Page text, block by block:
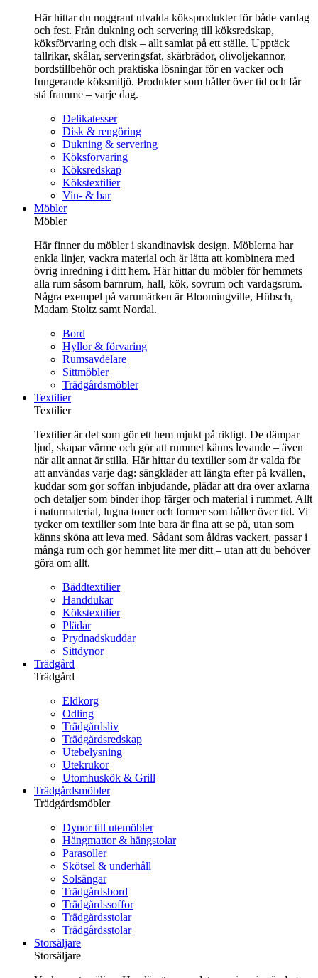
Här hittar du noggrant utvalda köksprodukter för både vardag
och fest. Från dukning och servering till köksredskap,
köksförvaring och disk – allt samlat på ett ställe. Upptäck
tallrikar, skålar, serveringsfat, skärbrädor, olivoljekannor,
bordstillbehör och praktiska lösningar för en vacker och
fungerande köksmiljö. Produkter som håller över tid och får
stå framme – varje dag.
Delikatesser
Disk & rengöring
Dukning & servering
Köksförvaring
Köksredskap
Kökstextilier
Vin- & bar
Möbler
Möbler
Här finner du möbler i skandinavisk design. Möblerna har
enkla linjer, vackra material och är lätta att kombinera med
övrig inredning i ditt hem. Här hittar du möbler för hemmets
alla rum såsom barnrum, hall, kök, sovrum och vardagsrum.
Några exempel på varumärken är Bloomingville, Hübsch,
Madam Stoltz samt Nordal.
Bord
Hyllor & förvaring
Rumsavdelare
Sittmöbler
Trädgårdsmöbler
Textilier
Textilier
Textilier är det som gör ett hem mjukt på riktigt. De dämpar
ljud, skapar värme och gör att rummet känns levande – även
när allt annat är stilla. Här hittar du textilier som är valda för
att användas varje dag: sängkläder att längta efter på kvällen,
kuddar som gör soffan inbjudande, plädar att dra över axlarna
och detaljer som binder ihop färger och material i rummet. Allt
i naturmaterial, lugna toner och former som håller över tid. Vi
tycker om textilier som inte bara är fina att se på, utan som
känns sköna att leva med. Sådant som åldras vackert, passar i
många rum och gör hemmet lite mer ditt – utan att du behöver
göra om allt.
Bäddtextilier
Handdukar
Kökstextilier
Plädar
Prydnadskuddar
Sittdynor
Trädgård
Trädgård
Eldkorg
Odling
Trädgårdsliv
Trädgårdsredskap
Utebelysning
Utekrukor
Utomhuskök & Grill
Trädgårdsmöbler
Trädgårdsmöbler
Dynor till utemöbler
Hängmattor & hängstolar
Parasoller
Skötsel & underhåll
Solsängar
Trädgårdsbord
Trädgårdssoffor
Trädgårdsstolar
Trädgårdsstolar
Storsäljare
Storsäljare